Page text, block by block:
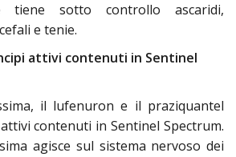
sotto controllo ascaridi,
e tenie.
attivi contenuti in Sentinel
il lufenuron e il praziquantel
contenuti in Sentinel Spectrum.
agisce sul sistema nervoso dei